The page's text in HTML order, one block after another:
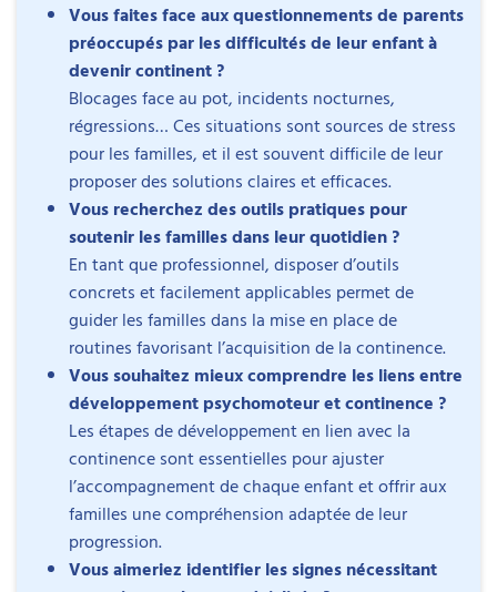
Vous faites face aux questionnements de parents
préoccupés par les difficultés de leur enfant à
devenir continent ?
Blocages face au pot, incidents nocturnes,
régressions… Ces situations sont sources de stress
pour les familles, et il est souvent difficile de leur
proposer des solutions claires et efficaces.
Vous recherchez des outils pratiques pour
soutenir les familles dans leur quotidien ?
En tant que professionnel, disposer d’outils
concrets et facilement applicables permet de
guider les familles dans la mise en place de
routines favorisant l’acquisition de la continence.
Vous souhaitez mieux comprendre les liens entre
développement psychomoteur et continence ?
Les étapes de développement en lien avec la
continence sont essentielles pour ajuster
l’accompagnement de chaque enfant et offrir aux
familles une compréhension adaptée de leur
progression.
Vous aimeriez identifier les signes nécessitant
Le 05/11
Ouverture de l'espace de
formation
MODULE DE
Les bases du
physiologique
d’élimination
Les bases neuro et
anatomique
Système urinaire
Mécanisme de
Le relâchement
Positions
posture,
matériel
Le répertoire
sensation à la
différents appels
Pour vider la
l’expérience